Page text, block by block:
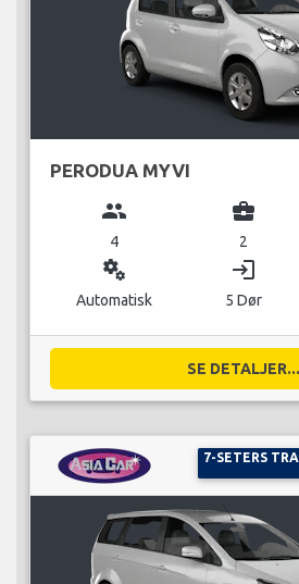
PERODUA MYVI
group
4
business_center
2
miscellaneous_services
Automatisk
login
5 Dør
SE DETALJER...
7-SETERS